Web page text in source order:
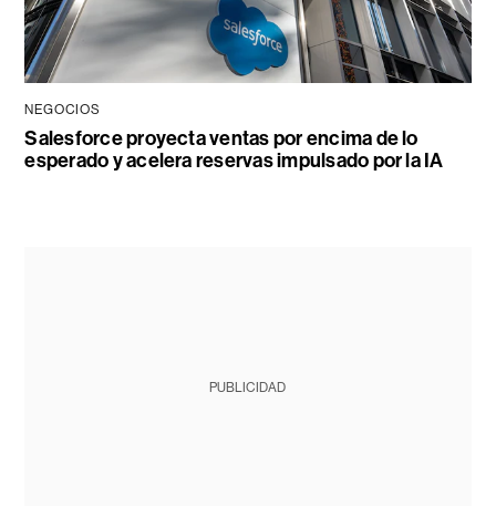
NEGOCIOS
Salesforce proyecta ventas por encima de lo
esperado y acelera reservas impulsado por la IA
PUBLICIDAD